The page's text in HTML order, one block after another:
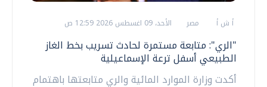
أ ش أ مصر الأحد، 09 اغسطس 2026 12:59 ص
"الري": متابعة مستمرة لحادث تسريب بخط الغاز
الطبيعي أسفل ترعة الإسماعيلية
أكدت وزارة الموارد المائية والري متابعتها باهتمام